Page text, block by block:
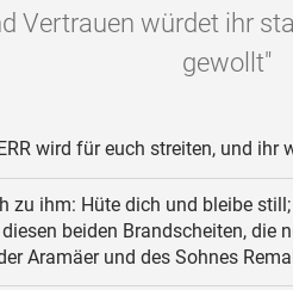
Vertrauen würdet ihr
gewollt"
wird für euch streiten, und ihr
zu ihm: Hüte dich und bleibe
beiden Brandscheiten, die
Aramäer und des Sohnes